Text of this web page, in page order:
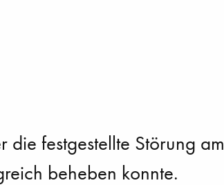
die festgestellte Störung am
beheben konnte.